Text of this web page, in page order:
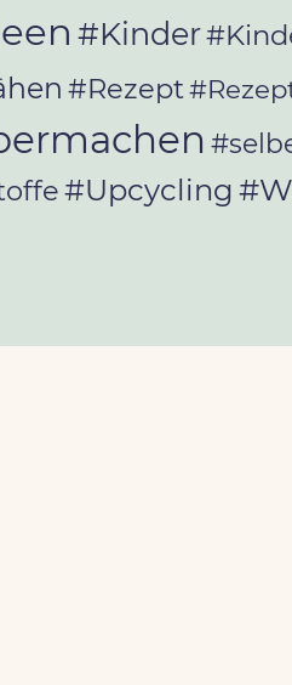
#Kinder
#Rezept
#Upcycling